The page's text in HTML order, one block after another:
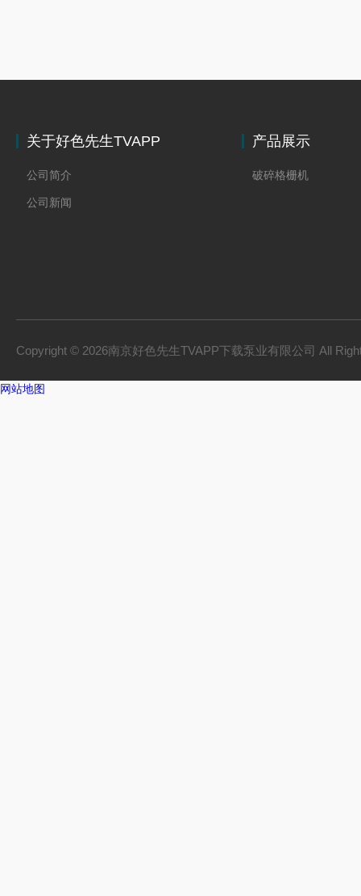
关于好色先生TVAPP
公司简介
公司新闻
产品展示
破碎格栅机
Copyright © 2026南京好色先生TVAPP下载泵业有限公司 All
网站地图